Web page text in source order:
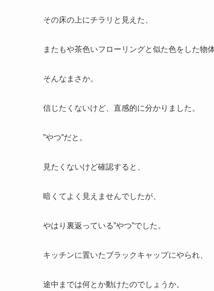
その床の上にチラリと見えた、
またもや茶色いフローリングと似た色をした物体
そんなまさか。
信じたくないけど、直感的に分かりました。
”やつ”だと。
見たくないけど確認すると、
暗くてよく見えませんでしたが、
やはり裏返っている”やつ”でした。
キッチンに置いたブラックキャップにやられ、
途中までは何とか動けたのでしょうか。